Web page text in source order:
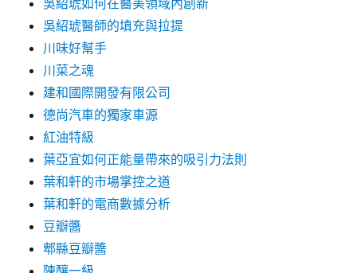
吳紹琥如何在醫美領域內創新
吳紹琥醫師的填充與拉提
川味好幫手
川菜之魂
建和國際開發有限公司
德尚汽車的獨家車源
紅油特級
葉亞宜如何正能量帶來的吸引力法則
葉和軒的市場掌控之道
葉和軒的電商數據分析
豆瓣醬
郫縣豆瓣醬